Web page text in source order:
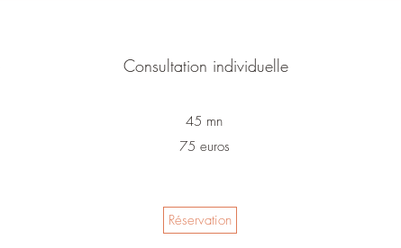
Consultation individuelle
45 mn
75 euros
Réservation